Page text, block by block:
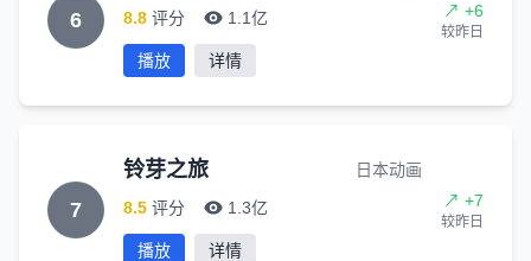
6
8.8 评分 1.1亿
播放 详情
↗ +6
较昨日
7
铃芽之旅
日本动画
8.5 评分 1.3亿
播放 详情
↗ +7
较昨日